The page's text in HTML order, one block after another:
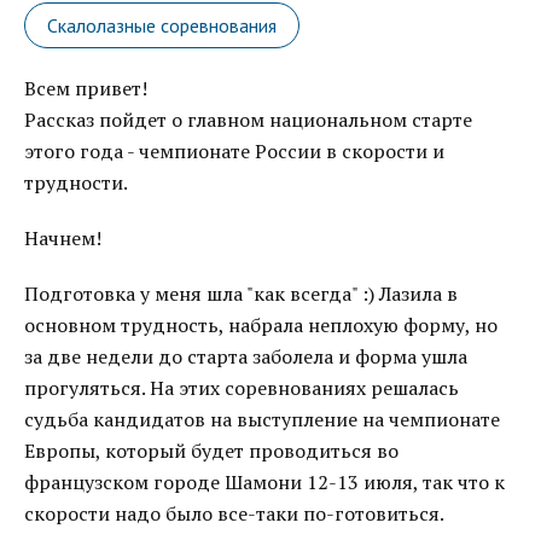
Скалолазные соревнования
Всем привет!
Рассказ пойдет о главном национальном старте
этого года - чемпионате России в скорости и
трудности.
Начнем!
Подготовка у меня шла "как всегда" :) Лазила в
основном трудность, набрала неплохую форму, но
за две недели до старта заболела и форма ушла
прогуляться. На этих соревнованиях решалась
судьба кандидатов на выступление на чемпионате
Европы, который будет проводиться во
французском городе Шамони 12-13 июля, так что к
скорости надо было все-таки по-готовиться.